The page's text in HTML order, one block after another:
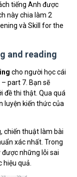
tiếng Anh được
này chia làm 2
và Skill for the
and reading
cho người học cái
part 7. Bạn sẽ
đề thi thật. Qua quá
luyện kiến thức của
chiến thuật làm bài
xác nhất. Trong
những lỗi sai
hiệu quả.